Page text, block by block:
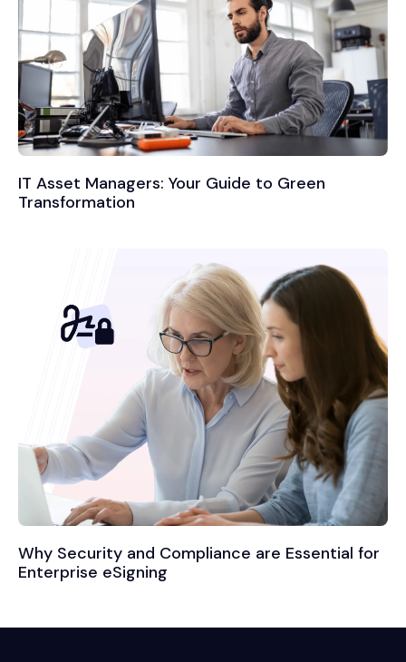
IT Asset Managers: Your Guide to Green
Transformation
Why Security and Compliance are Essential for
Enterprise eSigning